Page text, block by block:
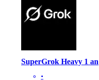
SuperGrok Heavy 1 an
•